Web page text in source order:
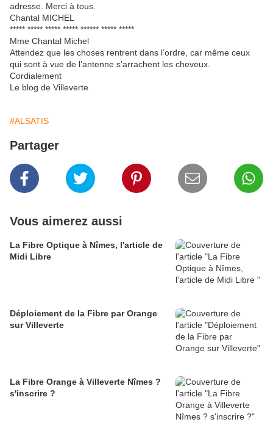
adresse. Merci à tous.
Chantal MICHEL
***** ***** ***** ***** ****** ***** *****
Mme Chantal Michel
Attendez que les choses rentrent dans l’ordre, car même ceux
qui sont à vue de l’antenne s’arrachent les cheveux.
Cordialement
Le blog de Villeverte
#ALSATIS
Partager
Vous aimerez aussi
La Fibre Optique à Nîmes, l'article de
Midi Libre
Déploiement de la Fibre par Orange
sur Villeverte
La Fibre Orange à Villeverte Nîmes ?
s'inscrire ?